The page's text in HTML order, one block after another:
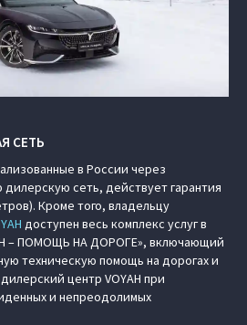
СЕТЬ
в России через
сеть, действует гарантия
Кроме того, владельцу
доступен весь комплекс услуг в
– ПОМОЩЬ НА ДОРОГЕ», включающий
техническую помощь на дорогах и
центр VOYAH при
и непреодолимых